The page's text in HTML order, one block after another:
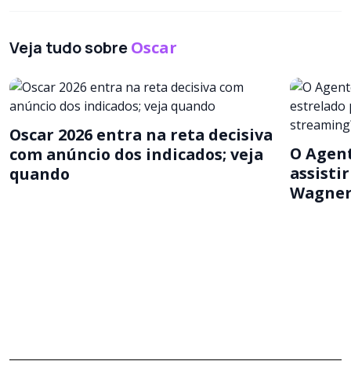
Veja tudo sobreOscar
Oscar 2026 entra na reta decisiva
com anúncio dos indicados; veja
quando
O